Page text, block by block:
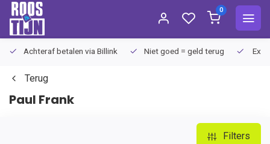
0
Achteraf betalen via Billink Niet goed = geld terug
Terug
Paul Frank
Filters